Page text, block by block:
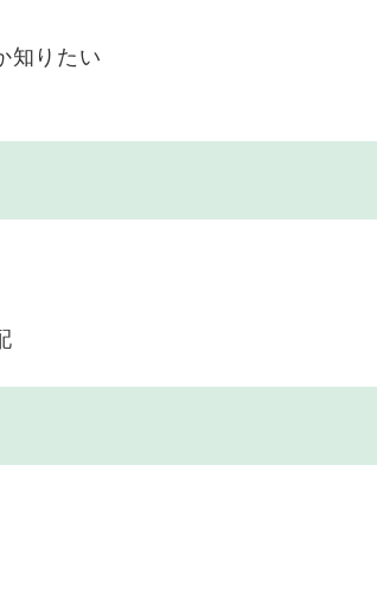
知りたい